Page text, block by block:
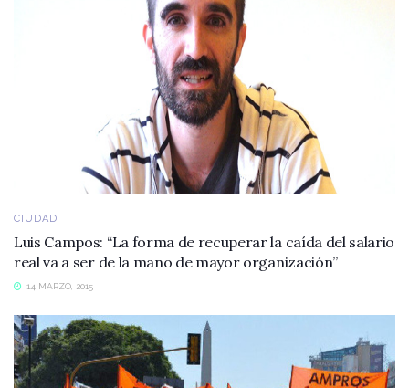
CIUDAD
Luis Campos: “La forma de recuperar la caída del salario
real va a ser de la mano de mayor organización”
14 MARZO, 2015